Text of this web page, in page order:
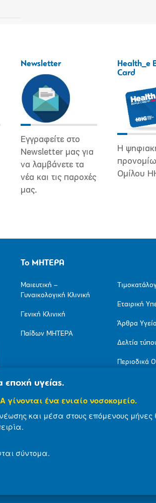
Newsletter
Εγγραφείτε στο
Newsletter μας για
να λαμβάνετε τα
νέα και τις παροχές
μας.
Health_e
Card
Η
Ομίλου
Το ΜΗΤΕΡΑ
Μαιευτική –
Γυναικολογική Κλινική
Γενική Κλινική
Παίδων ΜΗΤΕΡΑ
Εταιρική
Άρθρα
Δελτία
Περιοδικά
Δεδομένων
Πολιτική
εποχή υγείας.
ένα ενιαίο νοσοκομείο.
και μέσα στους επόμενους μήνες
σύντομα.